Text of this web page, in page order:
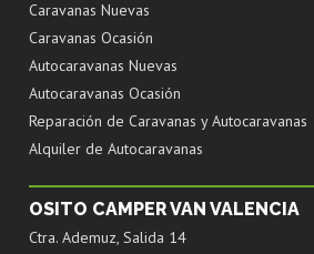
Caravanas Nuevas
Caravanas Ocasión
Autocaravanas Nuevas
Autocaravanas Ocasión
Reparación de Caravanas y Autocaravanas
Alquiler de Autocaravanas
OSITO CAMPER VAN VALENCIA
Ctra. Ademuz, Salida 14